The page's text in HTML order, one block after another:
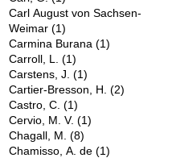
Carl August von Sachsen-
Weimar(1)
Carmina Burana(1)
Carroll, L.(1)
Carstens, J.(1)
Cartier-Bresson, H.(2)
Castro, C.(1)
Cervio, M. V.(1)
Chagall, M.(8)
Chamisso, A. de(1)